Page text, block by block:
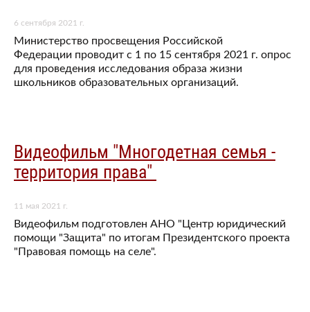
6 сентября 2021 г.
Министерство просвещения Российской
Федерации проводит с 1 по 15 сентября 2021 г. опрос
для проведения исследования образа жизни
школьников образовательных организаций.
Видеофильм "Многодетная семья -
территория права"
11 мая 2021 г.
Видеофильм подготовлен АНО "Центр юридический
помощи "Защита" по итогам Президентского проекта
"Правовая помощь на селе".